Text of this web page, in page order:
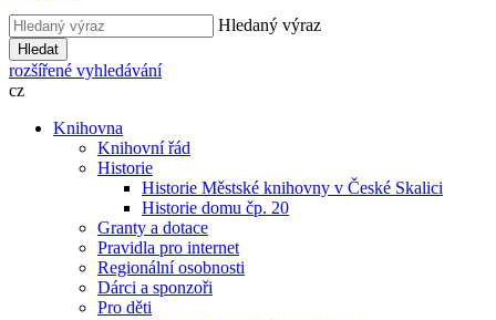
Hledaný výraz
Hledat
rozšířené vyhledávání
cz
Knihovna
Knihovní řád
Historie
Historie Městské knihovny v České Skalici
Historie domu čp. 20
Granty a dotace
Pravidla pro internet
Regionální osobnosti
Dárci a sponzoři
Pro děti